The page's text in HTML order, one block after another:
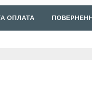
ОПЛАТА